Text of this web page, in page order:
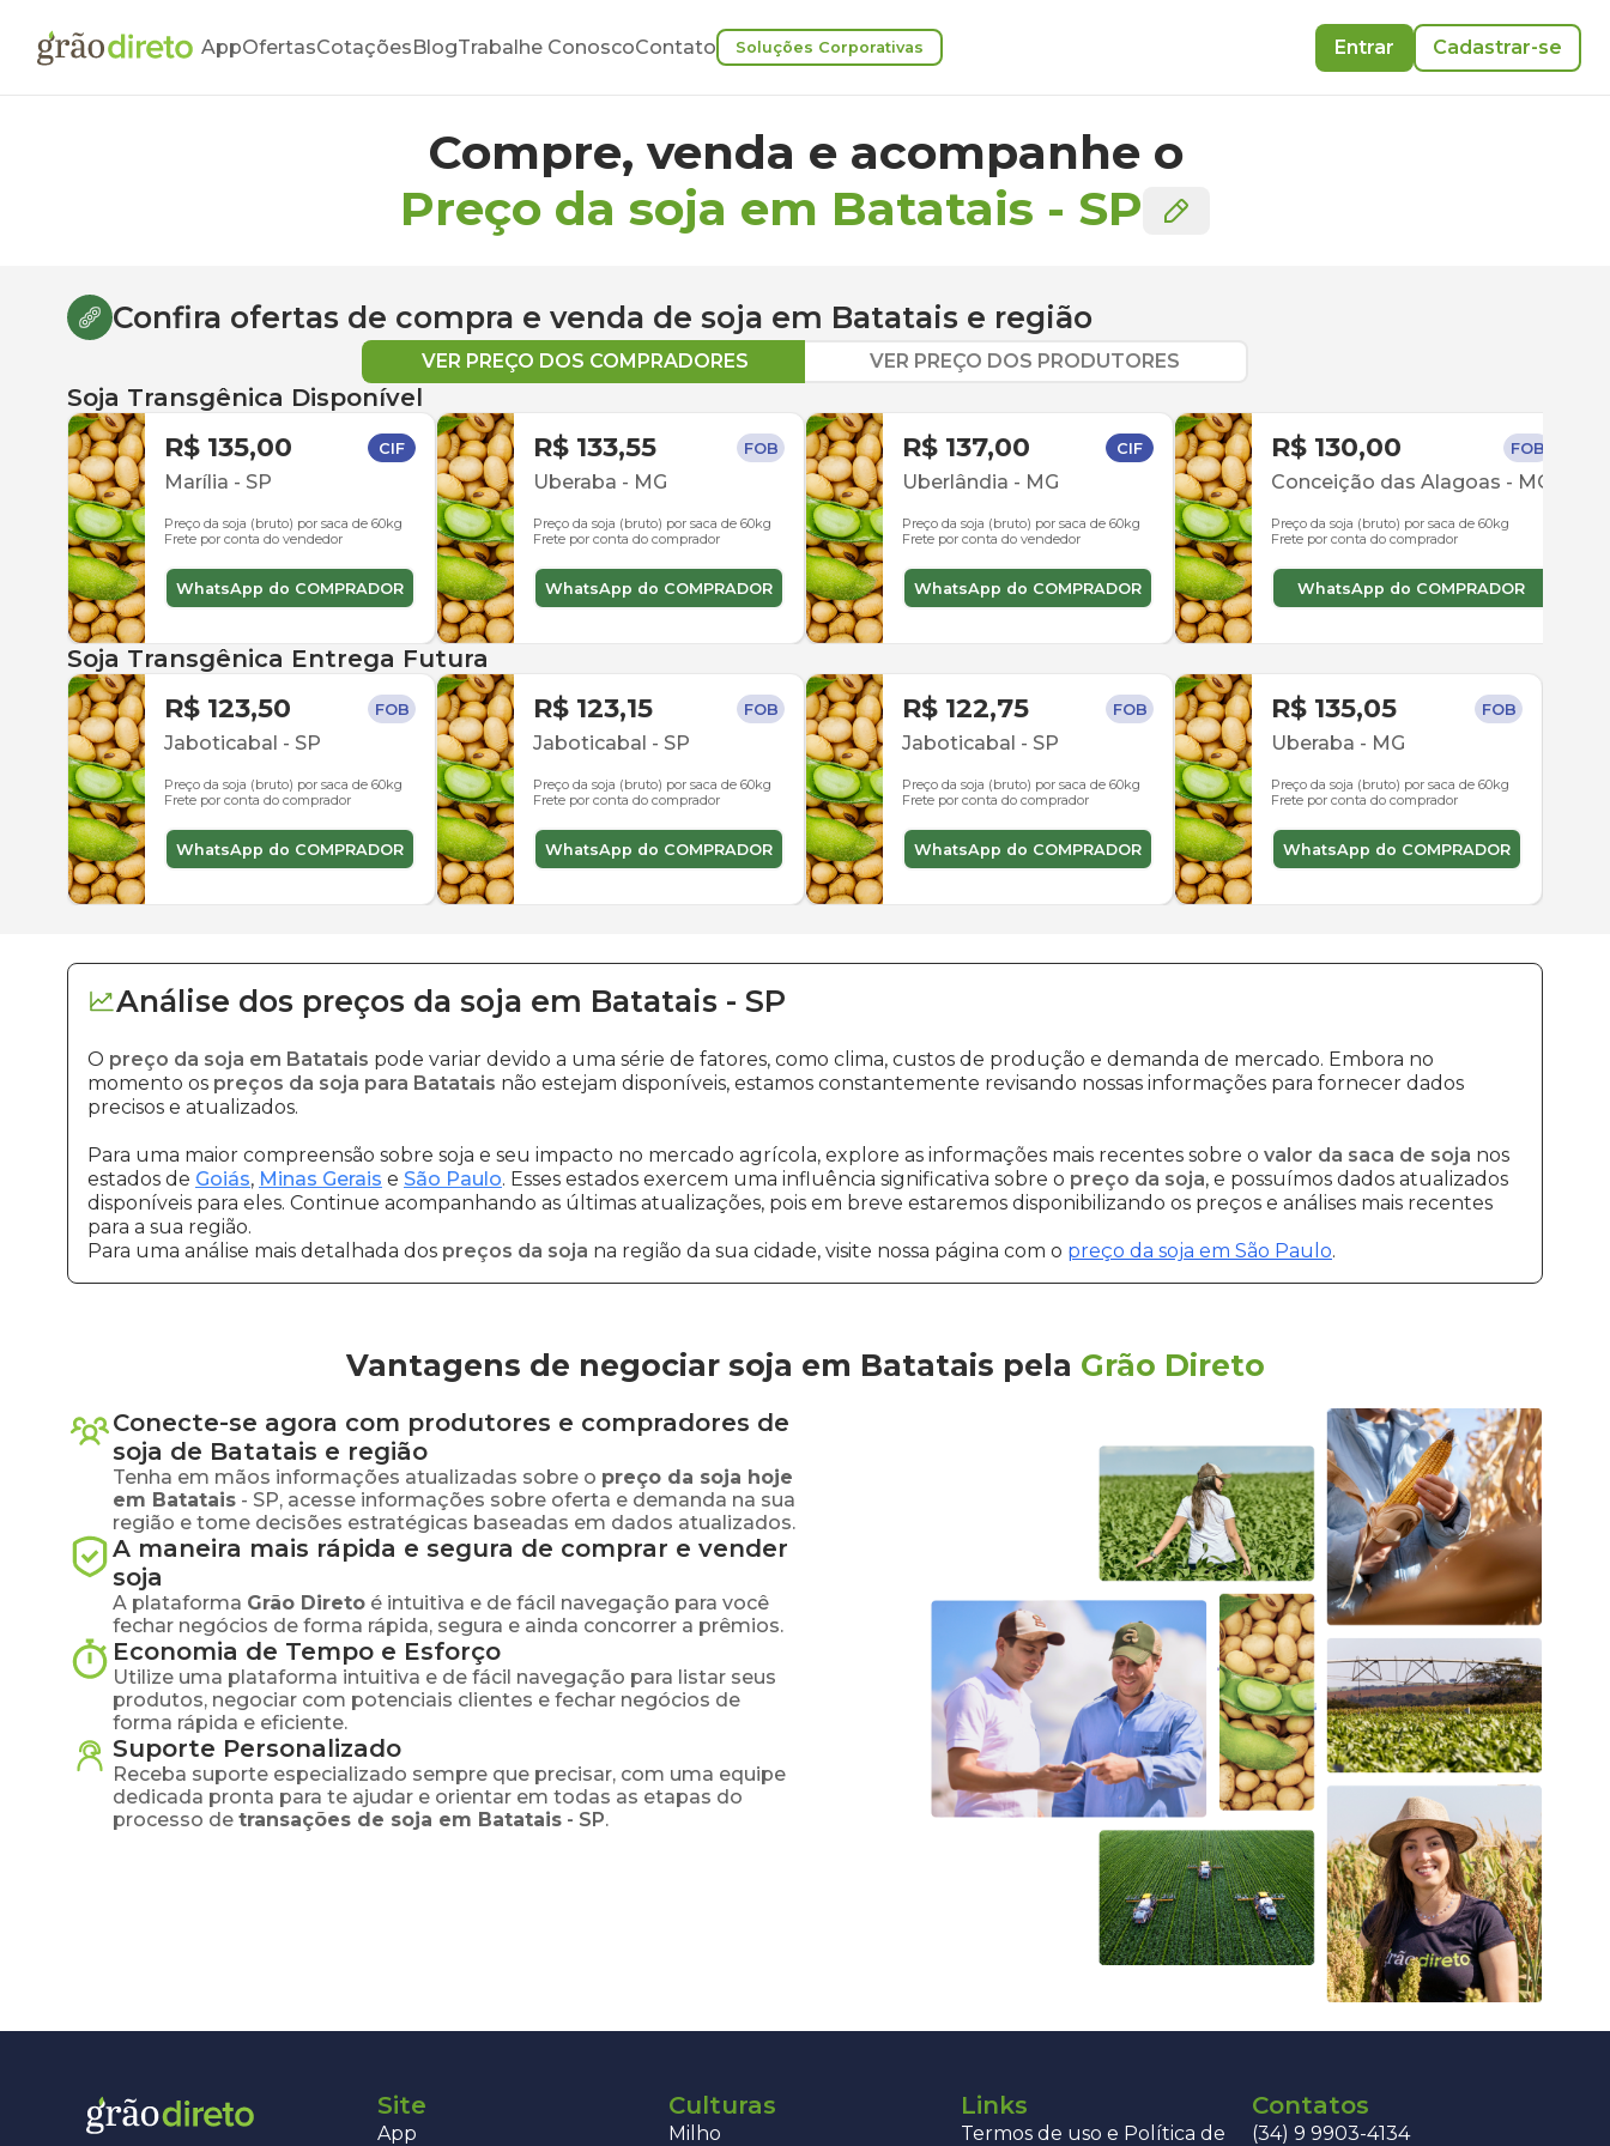
AppOfertasCotaçõesBlogTrabalhe ConoscoContato Soluções Corporativas Entrar Cadastrar-se
Compre, venda e acompanhe o
Preço da soja em Batatais - SP
Confira ofertas de compra e venda de soja em Batatais e região
VER PREÇO DOS COMPRADORES VER PREÇO DOS PRODUTORES
Soja Transgênica Disponível
R$ 135,00 CIF
Marília - SP
Preço da soja (bruto) por saca de 60kg
Frete por conta do vendedor
WhatsApp do COMPRADOR
R$ 133,55 FOB
Uberaba - MG
Preço da soja (bruto) por saca de 60kg
Frete por conta do comprador
WhatsApp do COMPRADOR
R$ 137,00 CIF
Uberlândia - MG
Preço da soja (bruto) por saca de 60kg
Frete por conta do vendedor
WhatsApp do COMPRADOR
R$ 130,00 FOB
Conceição das Alagoas - MG
Preço da soja (bruto) por saca de 60kg
Frete por conta do comprador
WhatsApp do COMPRADOR
Soja Transgênica Entrega Futura
R$ 123,50 FOB
Jaboticabal - SP
Preço da soja (bruto) por saca de 60kg
Frete por conta do comprador
WhatsApp do COMPRADOR
R$ 123,15 FOB
Jaboticabal - SP
Preço da soja (bruto) por saca de 60kg
Frete por conta do comprador
WhatsApp do COMPRADOR
R$ 122,75 FOB
Jaboticabal - SP
Preço da soja (bruto) por saca de 60kg
Frete por conta do comprador
WhatsApp do COMPRADOR
R$ 135,05 FOB
Uberaba - MG
Preço da soja (bruto) por saca de 60kg
Frete por conta do comprador
WhatsApp do COMPRADOR
Análise dos preços da soja em Batatais - SP
O preço da soja em Batatais pode variar devido a uma série de fatores, como clima, custos de produção e demanda de mercado. Embora no
momento os preços da soja para Batatais não estejam disponíveis, estamos constantemente revisando nossas informações para fornecer dados
precisos e atualizados.
Para uma maior compreensão sobre soja e seu impacto no mercado agrícola, explore as informações mais recentes sobre o valor da saca de soja nos
estados de Goiás, Minas Gerais e São Paulo. Esses estados exercem uma influência significativa sobre o preço da soja, e possuímos dados atualizados
disponíveis para eles. Continue acompanhando as últimas atualizações, pois em breve estaremos disponibilizando os preços e análises mais recentes
para a sua região.
Para uma análise mais detalhada dos preços da soja na região da sua cidade, visite nossa página com o preço da soja em São Paulo.
Vantagens de negociar soja em Batatais pela Grão Direto
Conecte-se agora com produtores e compradores de
soja de Batatais e região
Tenha em mãos informações atualizadas sobre o preço da soja hoje
em Batatais - SP, acesse informações sobre oferta e demanda na sua
região e tome decisões estratégicas baseadas em dados atualizados.
A maneira mais rápida e segura de comprar e vender
soja
A plataforma Grão Direto é intuitiva e de fácil navegação para você
fechar negócios de forma rápida, segura e ainda concorrer a prêmios.
Economia de Tempo e Esforço
Utilize uma plataforma intuitiva e de fácil navegação para listar seus
produtos, negociar com potenciais clientes e fechar negócios de
forma rápida e eficiente.
Suporte Personalizado
Receba suporte especializado sempre que precisar, com uma equipe
dedicada pronta para te ajudar e orientar em todas as etapas do
processo de transações de soja em Batatais - SP.
Site
App
Culturas
Milho
Links
Termos de uso e Política de
Contatos
(34) 9 9903-4134